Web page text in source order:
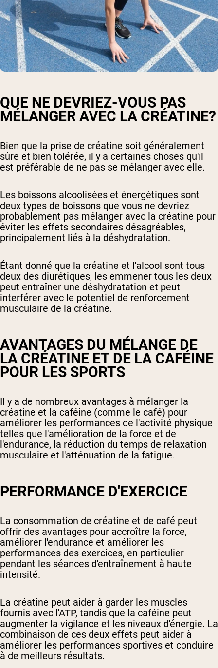
QUE NE DEVRIEZ-VOUS PAS
MÉLANGER AVEC LA CRÉATINE?
Bien que la prise de créatine soit généralement
sûre et bien tolérée, il y a certaines choses qu'il
est préférable de ne pas se mélanger avec elle.
Les boissons alcoolisées et énergétiques sont
deux types de boissons que vous ne devriez
probablement pas mélanger avec la créatine pour
éviter les effets secondaires désagréables,
principalement liés à la déshydratation.
Étant donné que la créatine et l'alcool sont tous
deux des diurétiques, les emmener tous les deux
peut entraîner une déshydratation et peut
interférer avec le potentiel de renforcement
musculaire de la créatine.
AVANTAGES DU MÉLANGE DE
LA CRÉATINE ET DE LA CAFÉINE
POUR LES SPORTS
Il y a de nombreux avantages à mélanger la
créatine et la caféine (comme le café) pour
améliorer les performances de l'activité physique
telles que l'amélioration de la force et de
l'endurance, la réduction du temps de relaxation
musculaire et l'atténuation de la fatigue.
PERFORMANCE D'EXERCICE
La consommation de créatine et de café peut
offrir des avantages pour accroître la force,
améliorer l'endurance et améliorer les
performances des exercices, en particulier
pendant les séances d'entraînement à haute
intensité.
La créatine peut aider à garder les muscles
fournis avec l'ATP, tandis que la caféine peut
augmenter la vigilance et les niveaux d'énergie. La
combinaison de ces deux effets peut aider à
améliorer les performances sportives et conduire
à de meilleurs résultats.